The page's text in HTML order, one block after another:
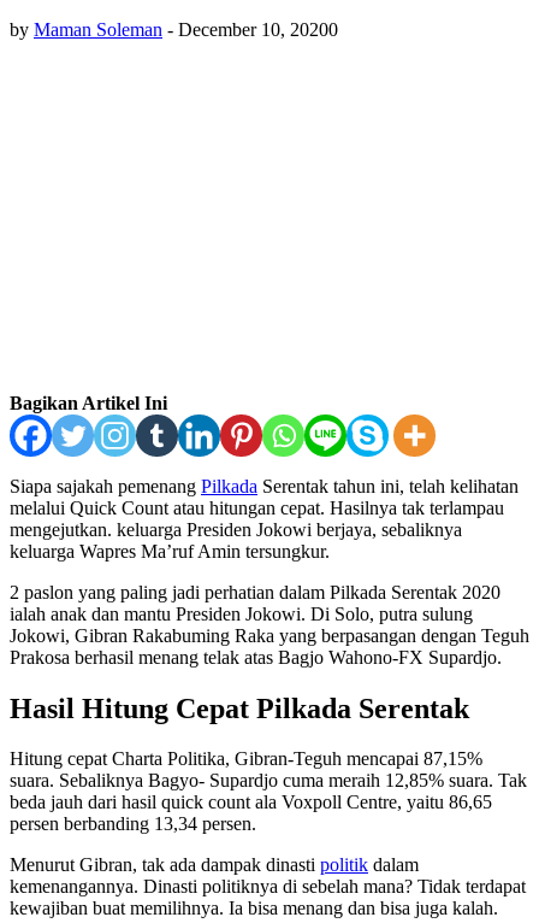
by Maman Soleman - December 10, 20200
Bagikan Artikel Ini
Siapa sajakah pemenang Pilkada Serentak tahun ini, telah kelihatan
melalui Quick Count atau hitungan cepat. Hasilnya tak terlampau
mengejutkan. keluarga Presiden Jokowi berjaya, sebaliknya
keluarga Wapres Ma’ruf Amin tersungkur.
2 paslon yang paling jadi perhatian dalam Pilkada Serentak 2020
ialah anak dan mantu Presiden Jokowi. Di Solo, putra sulung
Jokowi, Gibran Rakabuming Raka yang berpasangan dengan Teguh
Prakosa berhasil menang telak atas Bagjo Wahono-FX Supardjo.
Hasil Hitung Cepat Pilkada Serentak
Hitung cepat Charta Politika, Gibran-Teguh mencapai 87,15%
suara. Sebaliknya Bagyo- Supardjo cuma meraih 12,85% suara. Tak
beda jauh dari hasil quick count ala Voxpoll Centre, yaitu 86,65
persen berbanding 13,34 persen.
Menurut Gibran, tak ada dampak dinasti politik dalam
kemenangannya. Dinasti politiknya di sebelah mana? Tidak terdapat
kewajiban buat memilihnya. Ia bisa menang dan bisa juga kalah.